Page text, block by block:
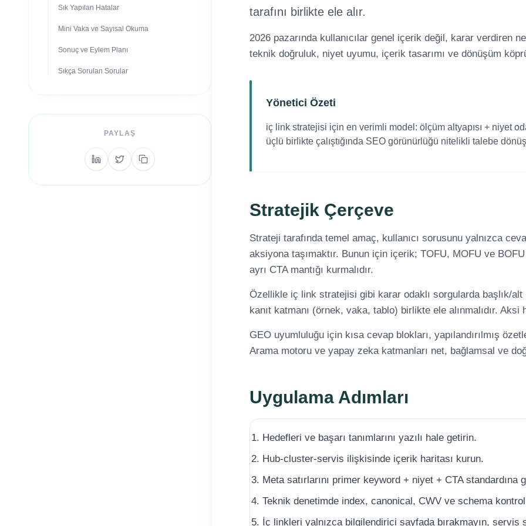
Sık Yapılan Hatalar
Mini Vaka ve Sayısal Okuma
Sonuç ve Eylem Planı
Sıkça Sorulan Sorular
PAYLAŞ
tarafını birlikte ele alır.
2026 pazarında kullanıcılar genel içerik değil, karar verdiren
teknik doğruluk, niyet uyumu, içerik tasarımı ve dönüşüm
Yönetici Özeti
iç link stratejisi için en verimli model: ölçüm altyapısı + niyet
üçlü birlikte çalıştığında SEO görünürlüğü nitelikli talebe
Stratejik Çerçeve
Strateji tarafında temel amaç, kullanıcı sorusunu yalnızca
aksiyona taşımaktır. Bunun için içerik; TOFU, MOFU ve
ayrı CTA mantığı kurmalıdır.
Özellikle iç link stratejisi gibi karar odaklı sorgularda başlık/
kanıt katmanı (örnek, vaka, tablo) birlikte ele alınmalıdır.
GEO uyumluluğu için kısa cevap blokları, yapılandırılmış
Arama motoru ve yapay zeka katmanları net, bağlamsal ve
Uygulama Adımları
Hedefleri ve başarı tanımlarını yazılı hale getirin.
Hub-cluster-servis ilişkisinde içerik haritası kurun.
Meta satırlarını primer keyword + niyet + CTA standardına
Teknik denetimde index, canonical, CWV ve schema
İç linkleri yalnızca bilgilendirici sayfada bırakmayın, servis